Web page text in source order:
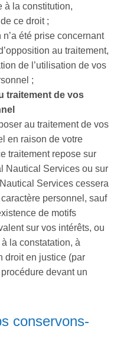
à la constitution,
ce droit ;
été prise concernant
au traitement,
de l’utilisation de vos
;
traitement de vos
au traitement de vos
en raison de votre
traitement repose sur
Nautical Services ou sur
Services cessera
personnel, sauf
de motifs
sur vos intérêts, ou
la constatation, à
droit en justice (par
devant un
conservons-